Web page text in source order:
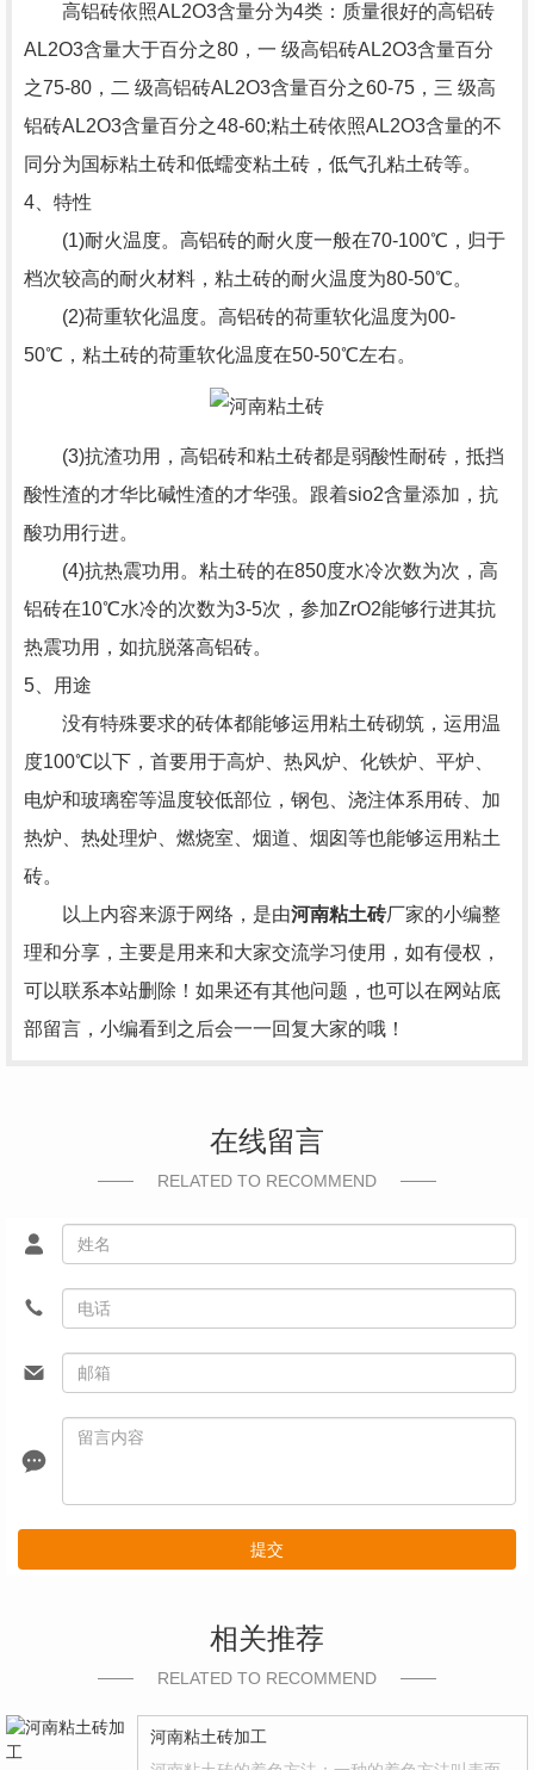
高铝砖依照AL2O3含量分为4类：质量很好的高铝砖
AL2O3含量大于百分之80，一 级高铝砖AL2O3含量百分
之75-80，二 级高铝砖AL2O3含量百分之60-75，三 级高
铝砖AL2O3含量百分之48-60;粘土砖依照AL2O3含量的不
同分为国标粘土砖和低蠕变粘土砖，低气孔粘土砖等。
4、特性
(1)耐火温度。高铝砖的耐火度一般在70-100℃，归于
档次较高的耐火材料，粘土砖的耐火温度为80-50℃。
(2)荷重软化温度。高铝砖的荷重软化温度为00-
50℃，粘土砖的荷重软化温度在50-50℃左右。
(3)抗渣功用，高铝砖和粘土砖都是弱酸性耐砖，抵挡
酸性渣的才华比碱性渣的才华强。跟着sio2含量添加，抗
酸功用行进。
(4)抗热震功用。粘土砖的在850度水冷次数为次，高
铝砖在10℃水冷的次数为3-5次，参加ZrO2能够行进其抗
热震功用，如抗脱落高铝砖。
5、用途
没有特殊要求的砖体都能够运用粘土砖砌筑，运用温
度100℃以下，首要用于高炉、热风炉、化铁炉、平炉、
电炉和玻璃窑等温度较低部位，钢包、浇注体系用砖、加
热炉、热处理炉、燃烧室、烟道、烟囱等也能够运用粘土
砖。
以上内容来源于网络，是由河南粘土砖厂家的小编整
理和分享，主要是用来和大家交流学习使用，如有侵权，
可以联系本站删除！如果还有其他问题，也可以在网站底
部留言，小编看到之后会一一回复大家的哦！
在线留言
RELATED TO RECOMMEND
提交
相关推荐
RELATED TO RECOMMEND
河南粘土砖加工